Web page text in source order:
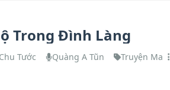
Trong Đình Làng
Chu Tước Quàng A Tũn Truyện Ma